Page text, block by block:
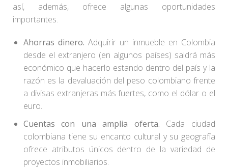
así, además, ofrece algunas oportunidades
importantes.
Ahorras dinero. Adquirir un inmueble en Colombia
desde el extranjero (en algunos países) saldrá más
económico que hacerlo estando dentro del país y la
razón es la devaluación del peso colombiano frente
a divisas extranjeras más fuertes, como el dólar o el
euro.
Cuentas con una amplia oferta. Cada ciudad
colombiana tiene su encanto cultural y su geografía
ofrece atributos únicos dentro de la variedad de
proyectos inmobiliarios.